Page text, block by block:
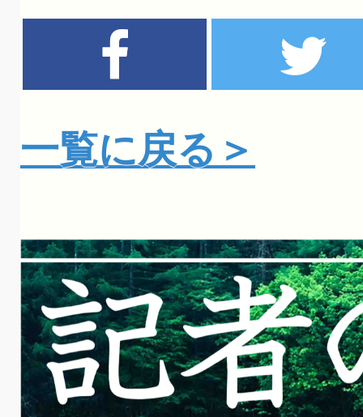
一覧に戻る＞